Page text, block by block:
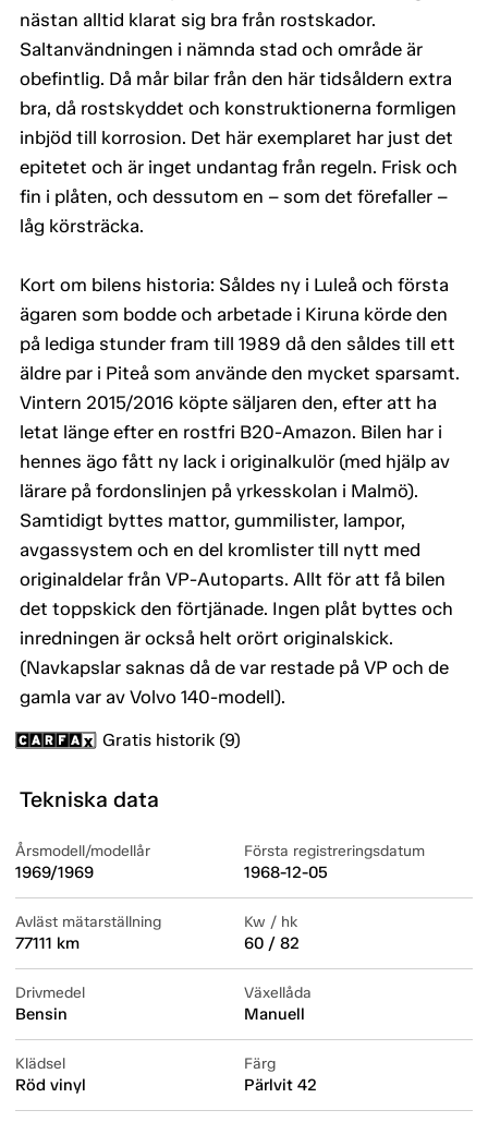
nästan alltid klarat sig bra från rostskador.
Saltanvändningen i nämnda stad och område är
obefintlig. Då mår bilar från den här tidsåldern extra
bra, då rostskyddet och konstruktionerna formligen
inbjöd till korrosion. Det här exemplaret har just det
epitetet och är inget undantag från regeln. Frisk och
fin i plåten, och dessutom en – som det förefaller –
låg körsträcka.
Kort om bilens historia: Såldes ny i Luleå och första
ägaren som bodde och arbetade i Kiruna körde den
på lediga stunder fram till 1989 då den såldes till ett
äldre par i Piteå som använde den mycket sparsamt.
Vintern 2015/2016 köpte säljaren den, efter att ha
letat länge efter en rostfri B20-Amazon. Bilen har i
hennes ägo fått ny lack i originalkulör (med hjälp av
lärare på fordonslinjen på yrkesskolan i Malmö).
Samtidigt byttes mattor, gummilister, lampor,
avgassystem och en del kromlister till nytt med
originaldelar från VP-Autoparts. Allt för att få bilen
det toppskick den förtjänade. Ingen plåt byttes och
inredningen är också helt orört originalskick.
(Navkapslar saknas då de var restade på VP och de
gamla var av Volvo 140-modell).
Gratis historik (9)
Tekniska data
Årsmodell/modellår
1969/1969
Första registreringsdatum
1968-12-05
Avläst mätarställning
77111 km
Kw / hk
60 / 82
Drivmedel
Bensin
Växellåda
Manuell
Klädsel
Röd vinyl
Färg
Pärlvit 42